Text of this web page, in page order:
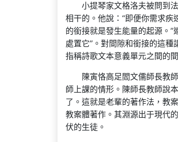
小提琴家文格洛夫被問到
相干的。他說：“即便你需求
的銜接就是發生能量的起源。
處置它”。對間隙和銜接的這種
指稱詩歌文本意義單元之間的
陳寅恪高足閻文儒師長教
師上課的情形。陳師長教師說
了。這就是老輩的著作法，教
教案體著作。其淵源出于現代
伏的生徒。